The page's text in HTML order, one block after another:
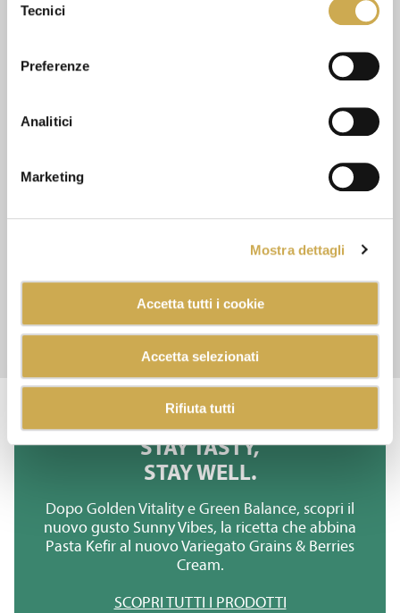
delTecnici
Preferenze
Analitici
Marketing
Mostra dettagli
Accetta tutti i cookie
Accetta selezionati
Rifiuta tutti
KIT POKEMON FIZZY
Il gusto elettrizzante!
STAY TASTY,
STAY WELL.
Dopo Golden Vitality e Green Balance, scopri il
nuovo gusto Sunny Vibes, la ricetta che abbina
Pasta Kefir al nuovo Variegato Grains & Berries
Cream.
SCOPRI TUTTI I PRODOTTI